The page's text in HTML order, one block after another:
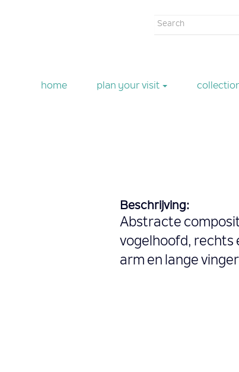
Search
home plan your visit
Beschrijving:
Abstracte
vogelhoofd, rechts
arm en lange